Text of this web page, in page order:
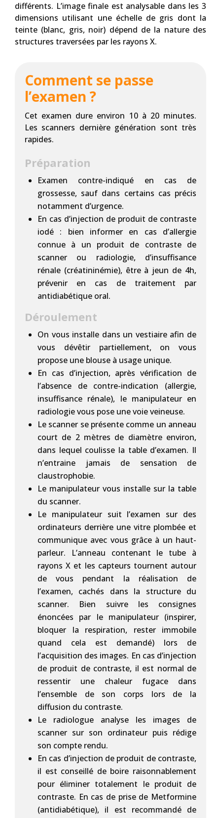
différents. L’image finale est analysable dans les 3
dimensions utilisant une échelle de gris dont la
teinte (blanc, gris, noir) dépend de la nature des
structures traversées par les rayons X.
Comment se passe
l’examen ?
Cet examen dure environ 10 à 20 minutes.
Les scanners dernière génération sont très
rapides.
Préparation
Examen contre-indiqué en cas de
grossesse, sauf dans certains cas précis
notamment d’urgence.
En cas d’injection de produit de contraste
iodé : bien informer en cas d’allergie
connue à un produit de contraste de
scanner ou radiologie, d’insuffisance
rénale (créatininémie), être à jeun de 4h,
prévenir en cas de traitement par
antidiabétique oral.
Déroulement
On vous installe dans un vestiaire afin de
vous dévêtir partiellement, on vous
propose une blouse à usage unique.
En cas d’injection, après vérification de
l’absence de contre-indication (allergie,
insuffisance rénale), le manipulateur en
radiologie vous pose une voie veineuse.
Le scanner se présente comme un anneau
court de 2 mètres de diamètre environ,
dans lequel coulisse la table d’examen. Il
n’entraine jamais de sensation de
claustrophobie.
Le manipulateur vous installe sur la table
du scanner.
Le manipulateur suit l’examen sur des
ordinateurs derrière une vitre plombée et
communique avec vous grâce à un haut-
parleur. L’anneau contenant le tube à
rayons X et les capteurs tournent autour
de vous pendant la réalisation de
l’examen, cachés dans la structure du
scanner. Bien suivre les consignes
énoncées par le manipulateur (inspirer,
bloquer la respiration, rester immobile
quand cela est demandé) lors de
l’acquisition des images. En cas d’injection
de produit de contraste, il est normal de
ressentir une chaleur fugace dans
l’ensemble de son corps lors de la
diffusion du contraste.
Le radiologue analyse les images de
scanner sur son ordinateur puis rédige
son compte rendu.
En cas d’injection de produit de contraste,
il est conseillé de boire raisonnablement
pour éliminer totalement le produit de
contraste. En cas de prise de Metformine
(antidiabétique), il est recommandé de